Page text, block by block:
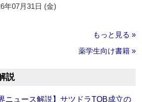
年07月31日 (金)
もっと見る »
薬学生向け書籍 »
説
ニュース解説】サツドラTOB成立の